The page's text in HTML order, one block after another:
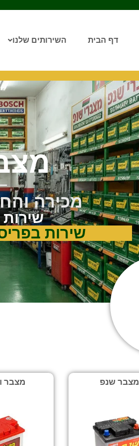
דף הבית השירותים שלנו
מכירה
שירות
שירות
מצבר שנפ מצבר